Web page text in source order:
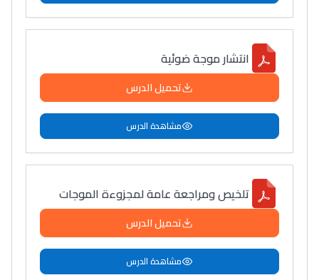
انتشار موجة ضوئية
تحميل الدرس
مشاهدة الدرس
تلخيص ومراجعة عامة لمجزوءة الموجات
تحميل الدرس
مشاهدة الدرس